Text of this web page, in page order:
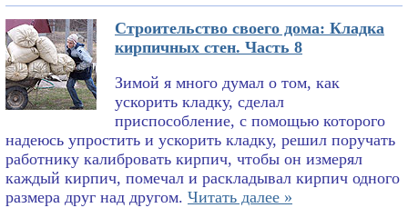
Строительство своего дома: Кладка
кирпичных стен. Часть 8
Зимой я много думал о том, как
ускорить кладку, сделал
приспособление, с помощью которого
надеюсь упростить и ускорить кладку, решил поручать
работнику калибровать кирпич, чтобы он измерял
каждый кирпич, помечал и раскладывал кирпич одного
размера друг над другом. Читать далее »